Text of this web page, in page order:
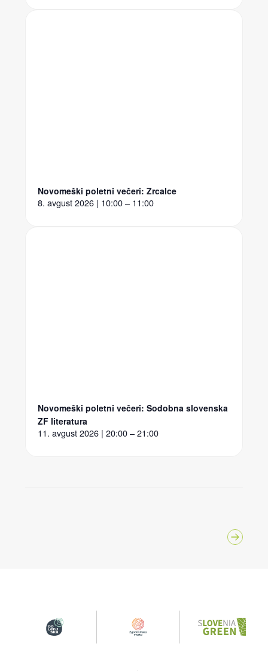
Novomeški poletni večeri: Zrcalce
8. avgust 2026 | 10:00 – 11:00
Novomeški poletni večeri: Sodobna slovenska
ZF literatura
11. avgust 2026 | 20:00 – 21:00